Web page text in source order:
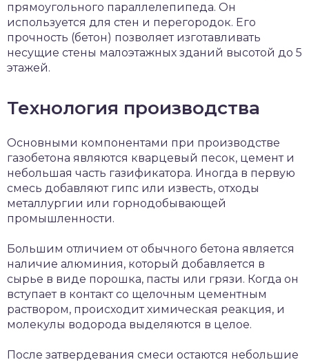
прямоугольного параллелепипеда. Он
используется для стен и перегородок. Его
прочность (бетон) позволяет изготавливать
несущие стены малоэтажных зданий высотой до 5
этажей.
Технология производства
Основными компонентами при производстве
газобетона являются кварцевый песок, цемент и
небольшая часть газификатора. Иногда в первую
смесь добавляют гипс или известь, отходы
металлургии или горнодобывающей
промышленности.
Большим отличием от обычного бетона является
наличие алюминия, который добавляется в
сырье в виде порошка, пасты или грязи. Когда он
вступает в контакт со щелочным цементным
раствором, происходит химическая реакция, и
молекулы водорода выделяются в целое.
После затвердевания смеси остаются небольшие